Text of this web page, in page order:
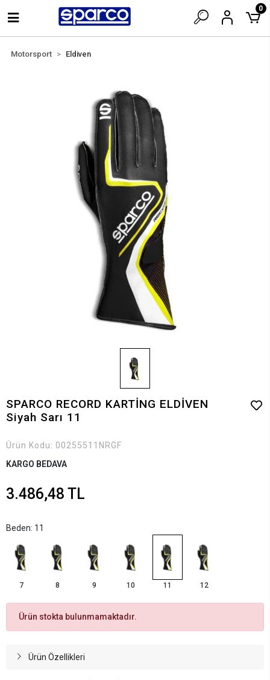
0
Motorsport Eldiven
SPARCO RECORD KARTİNG ELDİVEN
Siyah Sarı 11
Ürün Kodu: 00255511NRGF
KARGO BEDAVA
3.486,48 TL
Beden: 11
7 8 9 10 11 12
Ürün stokta bulunmamaktadır.
Ürün Özellikleri